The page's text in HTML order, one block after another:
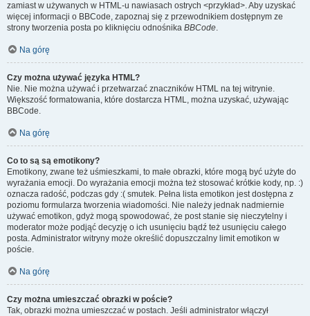
zamiast w używanych w HTML-u nawiasach ostrych <przykład>. Aby uzyskać
więcej informacji o BBCode, zapoznaj się z przewodnikiem dostępnym ze
strony tworzenia posta po kliknięciu odnośnika BBCode.
Na górę
Czy można używać języka HTML?
Nie. Nie można używać i przetwarzać znaczników HTML na tej witrynie.
Większość formatowania, które dostarcza HTML, można uzyskać, używając
BBCode.
Na górę
Co to są są emotikony?
Emotikony, zwane też uśmieszkami, to małe obrazki, które mogą być użyte do
wyrażania emocji. Do wyrażania emocji można też stosować krótkie kody, np. :)
oznacza radość, podczas gdy :( smutek. Pełna lista emotikon jest dostępna z
poziomu formularza tworzenia wiadomości. Nie należy jednak nadmiernie
używać emotikon, gdyż mogą spowodować, że post stanie się nieczytelny i
moderator może podjąć decyzję o ich usunięciu bądź też usunięciu całego
posta. Administrator witryny może określić dopuszczalny limit emotikon w
poście.
Na górę
Czy można umieszczać obrazki w poście?
Tak, obrazki można umieszczać w postach. Jeśli administrator włączył